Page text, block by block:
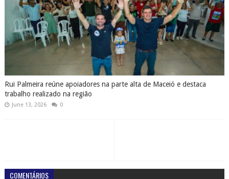
Rui Palmeira reúne apoiadores na parte alta de Maceió e destaca
trabalho realizado na região
June 13, 2026 0
COMENTÁRIOS